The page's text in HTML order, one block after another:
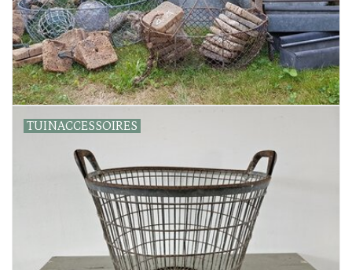
Contact
TUINACCESSOIRES